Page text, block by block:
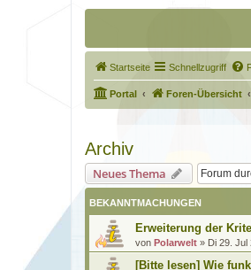
Startseite Schnellzugriff
Portal Foren-Übersicht
Archiv
Neues Thema
BEKANNTMACHUNGEN
Erweiterung der
von Polarwelt » Di 29. Jul
[Bitte lesen] Wie